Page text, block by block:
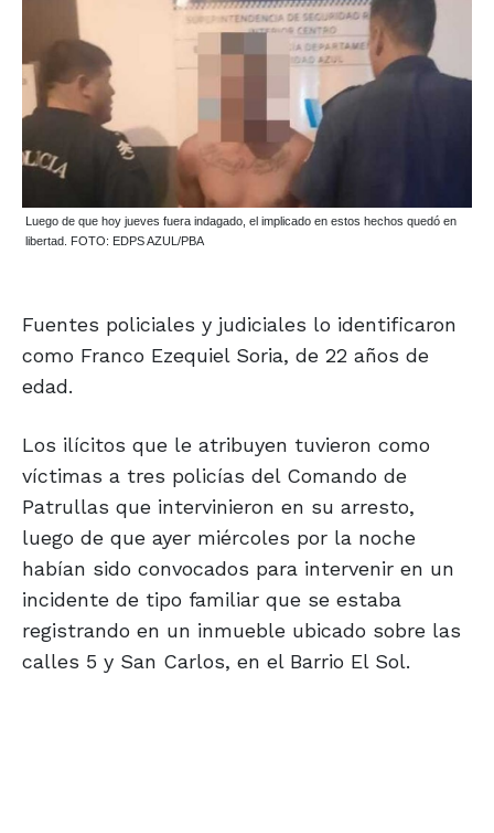
Luego de que hoy jueves fuera indagado, el implicado en estos hechos quedó en
libertad. FOTO: EDPS AZUL/PBA
Fuentes policiales y judiciales lo identificaron
como Franco Ezequiel Soria, de 22 años de
edad.
Los ilícitos que le atribuyen tuvieron como
víctimas a tres policías del Comando de
Patrullas que intervinieron en su arresto,
luego de que ayer miércoles por la noche
habían sido convocados para intervenir en un
incidente de tipo familiar que se estaba
registrando en un inmueble ubicado sobre las
calles 5 y San Carlos, en el Barrio El Sol.